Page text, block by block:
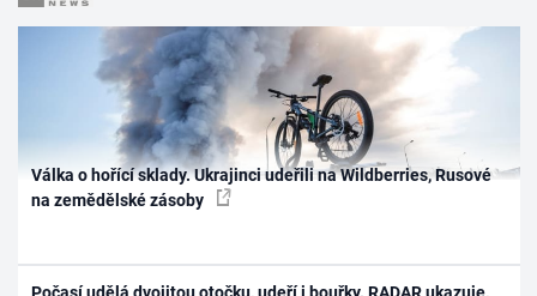
Válka o hořící sklady. Ukrajinci udeřili na Wildberries, Rusové
na zemědělské zásoby
Počasí udělá dvojitou otočku, udeří i bouřky. RADAR ukazuje,